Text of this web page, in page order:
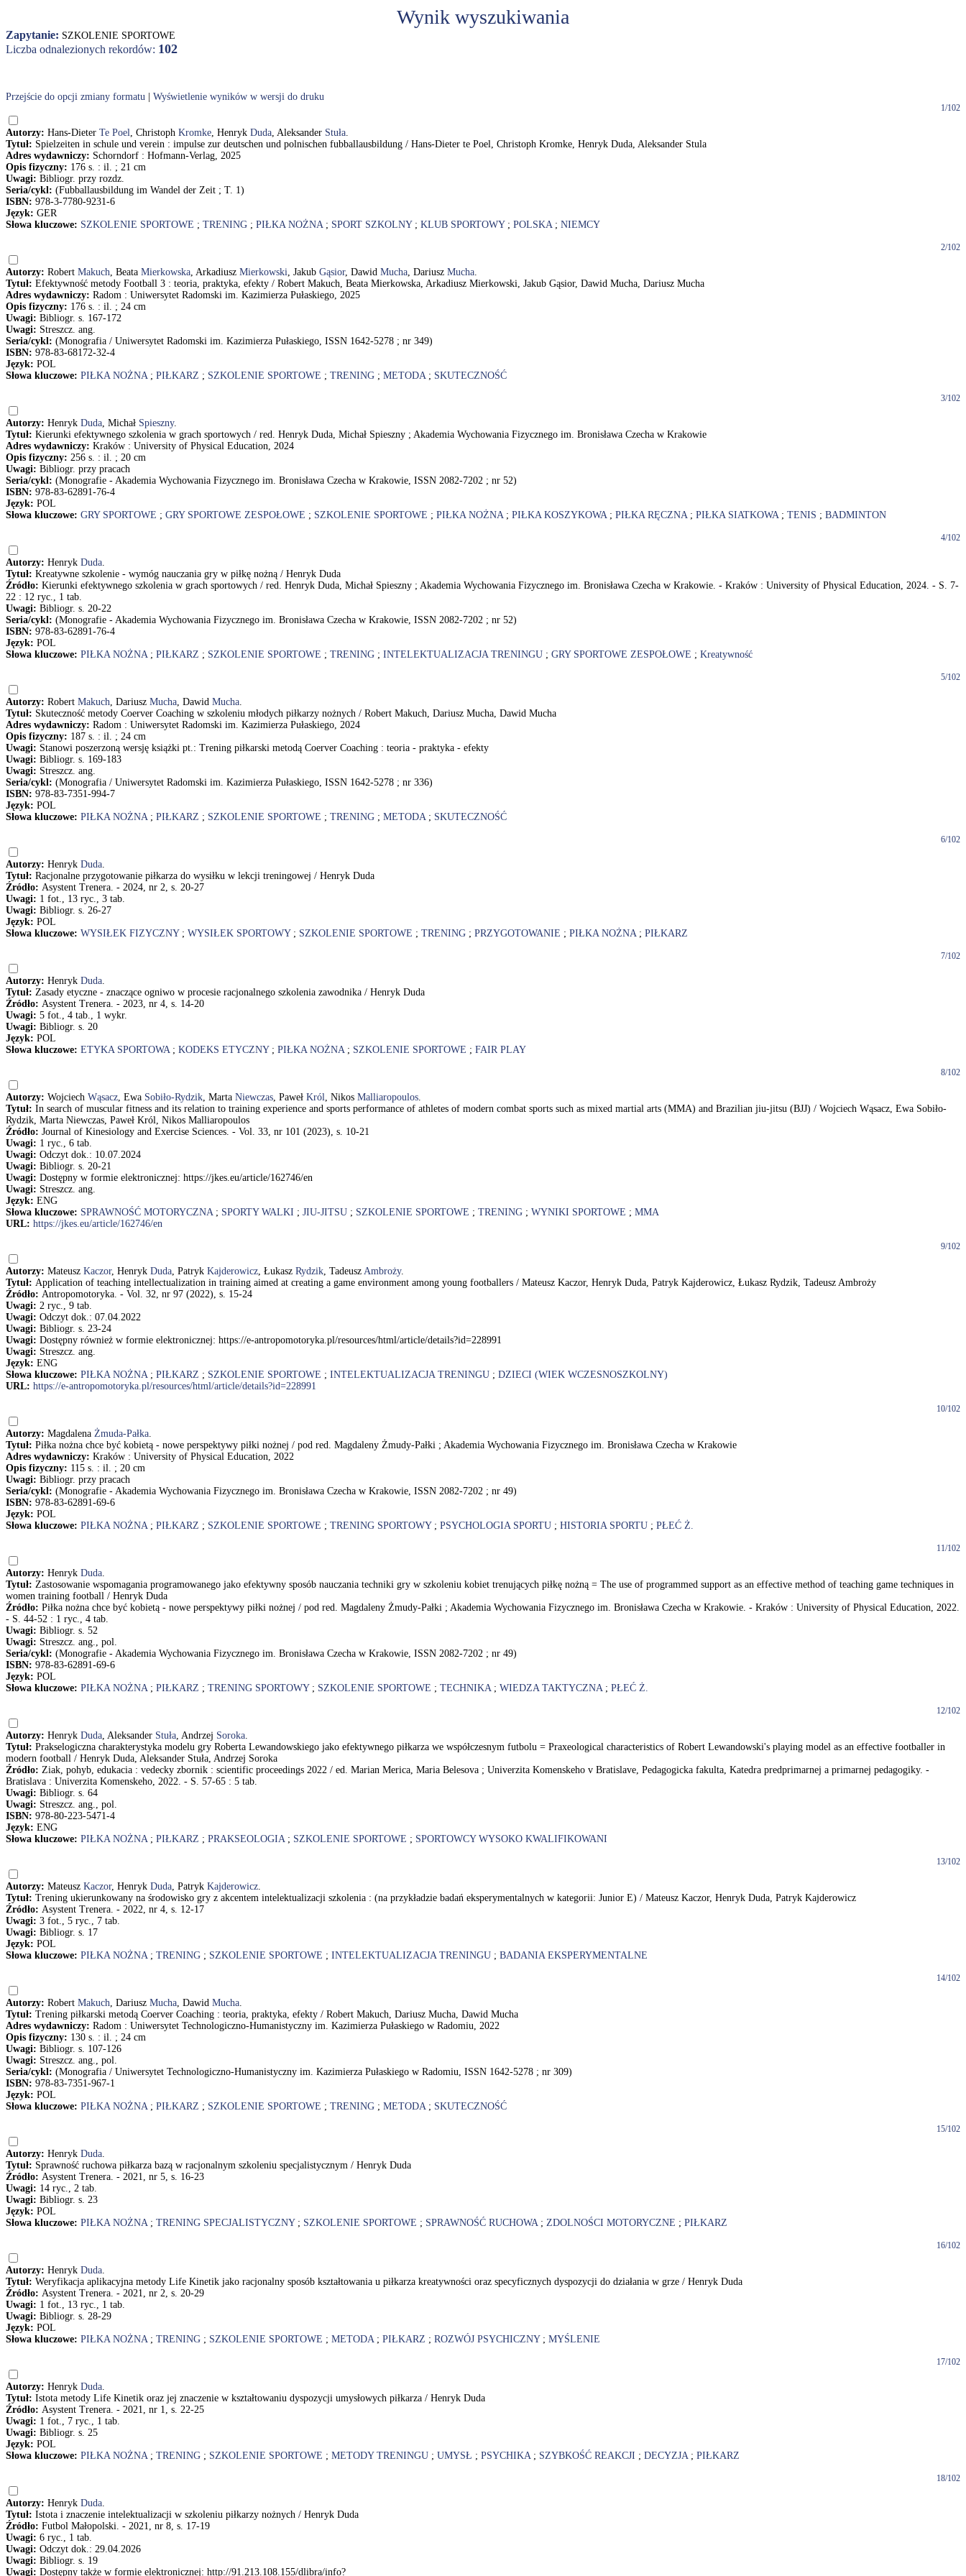
Wynik wyszukiwania
Zapytanie: SZKOLENIE SPORTOWE
Liczba odnalezionych rekordów: 102
Przejście do opcji zmiany formatu Wyświetlenie wyników w wersji do druku
1/102
Autorzy: Hans-Dieter Te Poel, Christoph Kromke, Henryk Duda, Aleksander Stuła.
Tytuł: Spielzeiten in schule und verein : impulse zur deutschen und polnischen fubballausbildung / Hans-Dieter te Poel, Christoph Kromke, Henryk Duda, Aleksander Stula
Adres wydawniczy: Schorndorf : Hofmann-Verlag, 2025
Opis fizyczny: 176 s. : il. ; 21 cm
Uwagi: Bibliogr. przy rozdz.
Seria/cykl: (Fubballausbildung im Wandel der Zeit ; T. 1)
ISBN: 978-3-7780-9231-6
Język: GER
Słowa kluczowe: SZKOLENIE SPORTOWE ; TRENING ; PIŁKA NOŻNA; SPORT SZKOLNY; KLUB SPORTOWY; POLSKA; NIEMCY
2/102
Autorzy: Robert Makuch, Beata Mierkowska, Arkadiusz Mierkowski, Jakub Gąsior, Dawid Mucha, Dariusz Mucha.
Tytuł: Efektywność metody Football 3 : teoria, praktyka, efekty / Robert Makuch, Beata Mierkowska, Arkadiusz Mierkowski, Jakub Gąsior, Dawid Mucha, Dariusz Mucha
Adres wydawniczy: Radom : Uniwersytet Radomski im. Kazimierza Pułaskiego, 2025
Opis fizyczny: 176 s. : il. ; 24 cm
Uwagi: Bibliogr. s. 167-172
Uwagi: Streszcz. ang.
Seria/cykl: (Monografia / Uniwersytet Radomski im. Kazimierza Pułaskiego, ISSN 1642-5278 ; nr 349)
ISBN: 978-83-68172-32-4
Język: POL
Słowa kluczowe: PIŁKA NOŻNA; PIŁKARZ ; SZKOLENIE SPORTOWE ; TRENING ; METODA; SKUTECZNOŚĆ
3/102
Autorzy: Henryk Duda, Michał Spieszny.
Tytuł: Kierunki efektywnego szkolenia w grach sportowych / red. Henryk Duda, Michał Spieszny ; Akademia Wychowania Fizycznego im. Bronisława Czecha w Krakowie
Adres wydawniczy: Kraków : University of Physical Education, 2024
Opis fizyczny: 256 s. : il. ; 20 cm
Uwagi: Bibliogr. przy pracach
Seria/cykl: (Monografie - Akademia Wychowania Fizycznego im. Bronisława Czecha w Krakowie, ISSN 2082-7202 ; nr 52)
ISBN: 978-83-62891-76-4
Język: POL
Słowa kluczowe: GRY SPORTOWE ; GRY SPORTOWE ZESPOŁOWE ; SZKOLENIE SPORTOWE ; PIŁKA NOŻNA; PIŁKA KOSZYKOWA; PIŁKA RĘCZNA; PIŁKA SIATKOWA; TENIS ; BADMINTON
4/102
Autorzy: Henryk Duda.
Tytuł: Kreatywne szkolenie - wymóg nauczania gry w piłkę nożną / Henryk Duda
Źródło: Kierunki efektywnego szkolenia w grach sportowych / red. Henryk Duda, Michał Spieszny ; Akademia Wychowania Fizycznego im. Bronisława Czecha w Krakowie. - Kraków : University of Physical Education, 2024. - S. 7-
22 : 12 ryc., 1 tab.
Uwagi: Bibliogr. s. 20-22
Seria/cykl: (Monografie - Akademia Wychowania Fizycznego im. Bronisława Czecha w Krakowie, ISSN 2082-7202 ; nr 52)
ISBN: 978-83-62891-76-4
Język: POL
Słowa kluczowe: PIŁKA NOŻNA; PIŁKARZ ; SZKOLENIE SPORTOWE ; TRENING ; INTELEKTUALIZACJA TRENINGU ; GRY SPORTOWE ZESPOŁOWE ; Kreatywność
5/102
Autorzy: Robert Makuch, Dariusz Mucha, Dawid Mucha.
Tytuł: Skuteczność metody Coerver Coaching w szkoleniu młodych piłkarzy nożnych / Robert Makuch, Dariusz Mucha, Dawid Mucha
Adres wydawniczy: Radom : Uniwersytet Radomski im. Kazimierza Pułaskiego, 2024
Opis fizyczny: 187 s. : il. ; 24 cm
Uwagi: Stanowi poszerzoną wersję książki pt.: Trening piłkarski metodą Coerver Coaching : teoria - praktyka - efekty
Uwagi: Bibliogr. s. 169-183
Uwagi: Streszcz. ang.
Seria/cykl: (Monografia / Uniwersytet Radomski im. Kazimierza Pułaskiego, ISSN 1642-5278 ; nr 336)
ISBN: 978-83-7351-994-7
Język: POL
Słowa kluczowe: PIŁKA NOŻNA; PIŁKARZ ; SZKOLENIE SPORTOWE ; TRENING ; METODA; SKUTECZNOŚĆ
6/102
Autorzy: Henryk Duda.
Tytuł: Racjonalne przygotowanie piłkarza do wysiłku w lekcji treningowej / Henryk Duda
Źródło: Asystent Trenera. - 2024, nr 2, s. 20-27
Uwagi: 1 fot., 13 ryc., 3 tab.
Uwagi: Bibliogr. s. 26-27
Język: POL
Słowa kluczowe: WYSIŁEK FIZYCZNY; WYSIŁEK SPORTOWY; SZKOLENIE SPORTOWE ; TRENING ; PRZYGOTOWANIE ; PIŁKA NOŻNA; PIŁKARZ
7/102
Autorzy: Henryk Duda.
Tytuł: Zasady etyczne - znaczące ogniwo w procesie racjonalnego szkolenia zawodnika / Henryk Duda
Źródło: Asystent Trenera. - 2023, nr 4, s. 14-20
Uwagi: 5 fot., 4 tab., 1 wykr.
Uwagi: Bibliogr. s. 20
Język: POL
Słowa kluczowe: ETYKA SPORTOWA; KODEKS ETYCZNY; PIŁKA NOŻNA; SZKOLENIE SPORTOWE ; FAIR PLAY
8/102
Autorzy: Wojciech Wąsacz, Ewa Sobiło-Rydzik, Marta Niewczas, Paweł Król, Nikos Malliaropoulos.
Tytuł: In search of muscular fitness and its relation to training experience and sports performance of athletes of modern combat sports such as mixed martial arts (MMA) and Brazilian jiu-jitsu (BJJ) / Wojciech Wąsacz, Ewa Sobiło-
Rydzik, Marta Niewczas, Paweł Król, Nikos Malliaropoulos
Źródło: Journal of Kinesiology and Exercise Sciences. - Vol. 33, nr 101 (2023), s. 10-21
Uwagi: 1 ryc., 6 tab.
Uwagi: Odczyt dok.: 10.07.2024
Uwagi: Bibliogr. s. 20-21
Uwagi: Dostępny w formie elektronicznej: https://jkes.eu/article/162746/en
Uwagi: Streszcz. ang.
Język: ENG
Słowa kluczowe: SPRAWNOŚĆ MOTORYCZNA; SPORTY WALKI ; JIU-JITSU ; SZKOLENIE SPORTOWE ; TRENING ; WYNIKI SPORTOWE ; MMA
URL: https://jkes.eu/article/162746/en
9/102
Autorzy: Mateusz Kaczor, Henryk Duda, Patryk Kajderowicz, Łukasz Rydzik, Tadeusz Ambroży.
Tytuł: Application of teaching intellectualization in training aimed at creating a game environment among young footballers / Mateusz Kaczor, Henryk Duda, Patryk Kajderowicz, Łukasz Rydzik, Tadeusz Ambroży
Źródło: Antropomotoryka. - Vol. 32, nr 97 (2022), s. 15-24
Uwagi: 2 ryc., 9 tab.
Uwagi: Odczyt dok.: 07.04.2022
Uwagi: Bibliogr. s. 23-24
Uwagi: Dostępny również w formie elektronicznej: https://e-antropomotoryka.pl/resources/html/article/details?id=228991
Uwagi: Streszcz. ang.
Język: ENG
Słowa kluczowe: PIŁKA NOŻNA; PIŁKARZ ; SZKOLENIE SPORTOWE ; INTELEKTUALIZACJA TRENINGU ; DZIECI (WIEK WCZESNOSZKOLNY)
URL: https://e-antropomotoryka.pl/resources/html/article/details?id=228991
10/102
Autorzy: Magdalena Żmuda-Pałka.
Tytuł: Piłka nożna chce być kobietą - nowe perspektywy piłki nożnej / pod red. Magdaleny Żmudy-Pałki ; Akademia Wychowania Fizycznego im. Bronisława Czecha w Krakowie
Adres wydawniczy: Kraków : University of Physical Education, 2022
Opis fizyczny: 115 s. : il. ; 20 cm
Uwagi: Bibliogr. przy pracach
Seria/cykl: (Monografie - Akademia Wychowania Fizycznego im. Bronisława Czecha w Krakowie, ISSN 2082-7202 ; nr 49)
ISBN: 978-83-62891-69-6
Język: POL
Słowa kluczowe: PIŁKA NOŻNA; PIŁKARZ ; SZKOLENIE SPORTOWE ; TRENING SPORTOWY; PSYCHOLOGIA SPORTU ; HISTORIA SPORTU ; PŁEĆ Ż.
11/102
Autorzy: Henryk Duda.
Tytuł: Zastosowanie wspomagania programowanego jako efektywny sposób nauczania techniki gry w szkoleniu kobiet trenujących piłkę nożną = The use of programmed support as an effective method of teaching game techniques in
women training football / Henryk Duda
Źródło: Piłka nożna chce być kobietą - nowe perspektywy piłki nożnej / pod red. Magdaleny Żmudy-Pałki ; Akademia Wychowania Fizycznego im. Bronisława Czecha w Krakowie. - Kraków : University of Physical Education, 2022.
- S. 44-52 : 1 ryc., 4 tab.
Uwagi: Bibliogr. s. 52
Uwagi: Streszcz. ang., pol.
Seria/cykl: (Monografie - Akademia Wychowania Fizycznego im. Bronisława Czecha w Krakowie, ISSN 2082-7202 ; nr 49)
ISBN: 978-83-62891-69-6
Język: POL
Słowa kluczowe: PIŁKA NOŻNA; PIŁKARZ ; TRENING SPORTOWY; SZKOLENIE SPORTOWE ; TECHNIKA; WIEDZA TAKTYCZNA; PŁEĆ Ż.
12/102
Autorzy: Henryk Duda, Aleksander Stuła, Andrzej Soroka.
Tytuł: Prakselogiczna charakterystyka modelu gry Roberta Lewandowskiego jako efektywnego piłkarza we współczesnym futbolu = Praxeological characteristics of Robert Lewandowski's playing model as an effective footballer in
modern football / Henryk Duda, Aleksander Stuła, Andrzej Soroka
Źródło: Ziak, pohyb, edukacia : vedecky zbornik : scientific proceedings 2022 / ed. Marian Merica, Maria Belesova ; Univerzita Komenskeho v Bratislave, Pedagogicka fakulta, Katedra predprimarnej a primarnej pedagogiky. -
Bratislava : Univerzita Komenskeho, 2022. - S. 57-65 : 5 tab.
Uwagi: Bibliogr. s. 64
Uwagi: Streszcz. ang., pol.
ISBN: 978-80-223-5471-4
Język: ENG
Słowa kluczowe: PIŁKA NOŻNA; PIŁKARZ ; PRAKSEOLOGIA; SZKOLENIE SPORTOWE ; SPORTOWCY WYSOKO KWALIFIKOWANI
13/102
Autorzy: Mateusz Kaczor, Henryk Duda, Patryk Kajderowicz.
Tytuł: Trening ukierunkowany na środowisko gry z akcentem intelektualizacji szkolenia : (na przykładzie badań eksperymentalnych w kategorii: Junior E) / Mateusz Kaczor, Henryk Duda, Patryk Kajderowicz
Źródło: Asystent Trenera. - 2022, nr 4, s. 12-17
Uwagi: 3 fot., 5 ryc., 7 tab.
Uwagi: Bibliogr. s. 17
Język: POL
Słowa kluczowe: PIŁKA NOŻNA; TRENING ; SZKOLENIE SPORTOWE ; INTELEKTUALIZACJA TRENINGU ; BADANIA EKSPERYMENTALNE
14/102
Autorzy: Robert Makuch, Dariusz Mucha, Dawid Mucha.
Tytuł: Trening piłkarski metodą Coerver Coaching : teoria, praktyka, efekty / Robert Makuch, Dariusz Mucha, Dawid Mucha
Adres wydawniczy: Radom : Uniwersytet Technologiczno-Humanistyczny im. Kazimierza Pułaskiego w Radomiu, 2022
Opis fizyczny: 130 s. : il. ; 24 cm
Uwagi: Bibliogr. s. 107-126
Uwagi: Streszcz. ang., pol.
Seria/cykl: (Monografia / Uniwersytet Technologiczno-Humanistyczny im. Kazimierza Pułaskiego w Radomiu, ISSN 1642-5278 ; nr 309)
ISBN: 978-83-7351-967-1
Język: POL
Słowa kluczowe: PIŁKA NOŻNA; PIŁKARZ ; SZKOLENIE SPORTOWE ; TRENING ; METODA; SKUTECZNOŚĆ
15/102
Autorzy: Henryk Duda.
Tytuł: Sprawność ruchowa piłkarza bazą w racjonalnym szkoleniu specjalistycznym / Henryk Duda
Źródło: Asystent Trenera. - 2021, nr 5, s. 16-23
Uwagi: 14 ryc., 2 tab.
Uwagi: Bibliogr. s. 23
Język: POL
Słowa kluczowe: PIŁKA NOŻNA; TRENING SPECJALISTYCZNY; SZKOLENIE SPORTOWE ; SPRAWNOŚĆ RUCHOWA; ZDOLNOŚCI MOTORYCZNE ; PIŁKARZ
16/102
Autorzy: Henryk Duda.
Tytuł: Weryfikacja aplikacyjna metody Life Kinetik jako racjonalny sposób kształtowania u piłkarza kreatywności oraz specyficznych dyspozycji do działania w grze / Henryk Duda
Źródło: Asystent Trenera. - 2021, nr 2, s. 20-29
Uwagi: 1 fot., 13 ryc., 1 tab.
Uwagi: Bibliogr. s. 28-29
Język: POL
Słowa kluczowe: PIŁKA NOŻNA; TRENING ; SZKOLENIE SPORTOWE ; METODA; PIŁKARZ ; ROZWÓJ PSYCHICZNY; MYŚLENIE
17/102
Autorzy: Henryk Duda.
Tytuł: Istota metody Life Kinetik oraz jej znaczenie w kształtowaniu dyspozycji umysłowych piłkarza / Henryk Duda
Źródło: Asystent Trenera. - 2021, nr 1, s. 22-25
Uwagi: 1 fot., 7 ryc., 1 tab.
Uwagi: Bibliogr. s. 25
Język: POL
Słowa kluczowe: PIŁKA NOŻNA; TRENING ; SZKOLENIE SPORTOWE ; METODY TRENINGU ; UMYSŁ ; PSYCHIKA; SZYBKOŚĆ REAKCJI ; DECYZJA; PIŁKARZ
18/102
Autorzy: Henryk Duda.
Tytuł: Istota i znaczenie intelektualizacji w szkoleniu piłkarzy nożnych / Henryk Duda
Źródło: Futbol Małopolski. - 2021, nr 8, s. 17-19
Uwagi: 6 ryc., 1 tab.
Uwagi: Odczyt dok.: 29.04.2026
Uwagi: Bibliogr. s. 19
Uwagi: Dostępny także w formie elektronicznej: http://91.213.108.155/dlibra/info?